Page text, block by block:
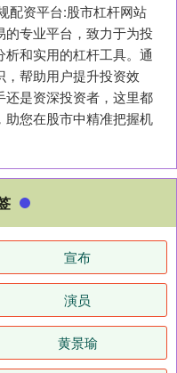
配资平台:股市杠杆网站
的专业平台，致力于为投
和实用的杠杆工具。通
帮助用户提升投资效
是资深投资者，这里都
您在股市中精准把握机
宣布
演员
黄景瑜